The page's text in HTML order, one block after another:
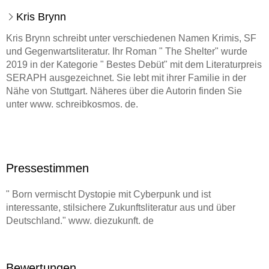
Kris Brynn
Kris Brynn schreibt unter verschiedenen Namen Krimis, SF
und Gegenwartsliteratur. Ihr Roman " The Shelter" wurde
2019 in der Kategorie " Bestes Debüt" mit dem Literaturpreis
SERAPH ausgezeichnet. Sie lebt mit ihrer Familie in der
Nähe von Stuttgart. Näheres über die Autorin finden Sie
unter www. schreibkosmos. de.
Pressestimmen
" Born vermischt Dystopie mit Cyberpunk und ist
interessante, stilsichere Zukunftsliteratur aus und über
Deutschland." www. diezukunft. de